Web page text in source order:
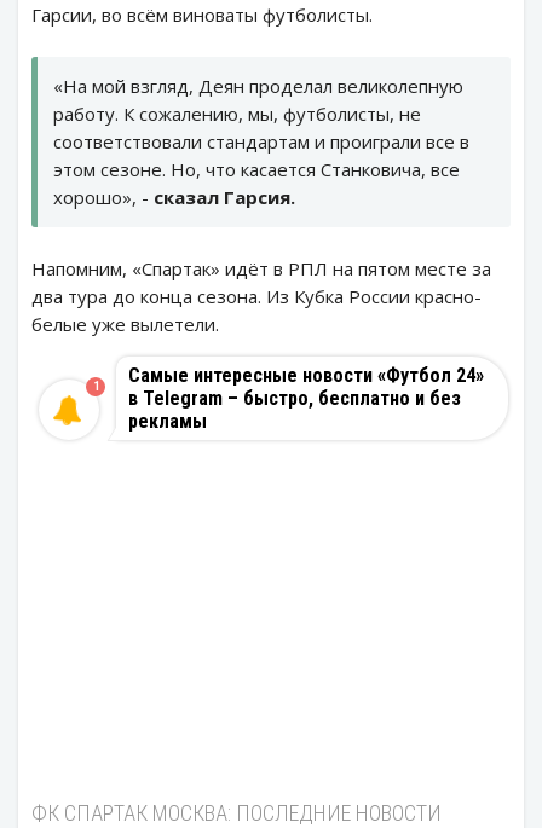
Гарсии, во всём виноваты футболисты.
«На мой взгляд, Деян проделал великолепную
работу. К сожалению, мы, футболисты, не
соответствовали стандартам и проиграли все в
этом сезоне. Но, что касается Станковича, все
хорошо», - сказал Гарсия.
Напомним, «Спартак» идёт в РПЛ на пятом месте за
два тура до конца сезона. Из Кубка России красно-
белые уже вылетели.
Самые интересные новости «Футбол 24»
в Telegram – быстро, бесплатно и без
рекламы
1
ФК СПАРТАК МОСКВА: ПОСЛЕДНИЕ НОВОСТИ